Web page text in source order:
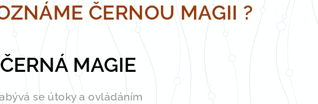
ČERNOU MAGII ?
ČERNÁ MAGIE
se útoky a ovládáním